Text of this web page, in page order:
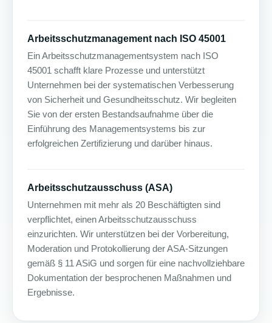
Arbeitsschutzmanagement nach ISO 45001
Ein Arbeitsschutzmanagementsystem nach ISO
45001 schafft klare Prozesse und unterstützt
Unternehmen bei der systematischen Verbesserung
von Sicherheit und Gesundheitsschutz. Wir begleiten
Sie von der ersten Bestandsaufnahme über die
Einführung des Managementsystems bis zur
erfolgreichen Zertifizierung und darüber hinaus.
Arbeitsschutzausschuss (ASA)
Unternehmen mit mehr als 20 Beschäftigten sind
verpflichtet, einen Arbeitsschutzausschuss
einzurichten. Wir unterstützen bei der Vorbereitung,
Moderation und Protokollierung der ASA-Sitzungen
gemäß § 11 ASiG und sorgen für eine nachvollziehbare
Dokumentation der besprochenen Maßnahmen und
Ergebnisse.